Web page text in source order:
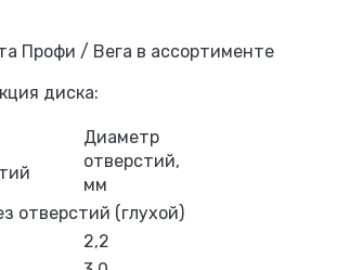
Профи / Вега в ассортименте
диска:
Диаметр
отверстий,
мм
отверстий (глухой)
2,2